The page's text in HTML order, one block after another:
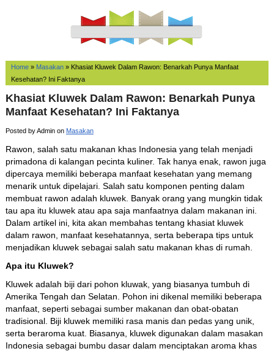
Home» Masakan» Khasiat Kluwek Dalam Rawon: Benarkah Punya Manfaat
Kesehatan? Ini Faktanya
Khasiat Kluwek Dalam Rawon: Benarkah Punya
Manfaat Kesehatan? Ini Faktanya
Posted by Admin on Masakan
Rawon, salah satu makanan khas Indonesia yang telah menjadi
primadona di kalangan pecinta kuliner. Tak hanya enak, rawon juga
dipercaya memiliki beberapa manfaat kesehatan yang memang
menarik untuk dipelajari. Salah satu komponen penting dalam
membuat rawon adalah kluwek. Banyak orang yang mungkin tidak
tau apa itu kluwek atau apa saja manfaatnya dalam makanan ini.
Dalam artikel ini, kita akan membahas tentang khasiat kluwek
dalam rawon, manfaat kesehatannya, serta beberapa tips untuk
menjadikan kluwek sebagai salah satu makanan khas di rumah.
Apa itu Kluwek?
Kluwek adalah biji dari pohon kluwak, yang biasanya tumbuh di
Amerika Tengah dan Selatan. Pohon ini dikenal memiliki beberapa
manfaat, seperti sebagai sumber makanan dan obat-obatan
tradisional. Biji kluwek memiliki rasa manis dan pedas yang unik,
serta beraroma kuat. Biasanya, kluwek digunakan dalam masakan
Indonesia sebagai bumbu dasar dalam menciptakan aroma khas